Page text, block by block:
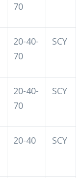
70
20-40-
70
SCY
20-40-
70
SCY
20-40 SCY